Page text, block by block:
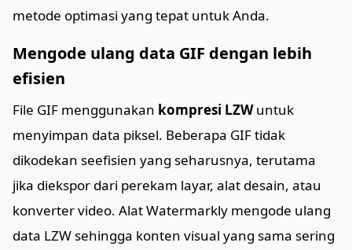
metode optimasi yang tepat untuk Anda.
Mengode ulang data GIF dengan lebih
efisien
File GIF menggunakan kompresi LZWuntuk
menyimpan data piksel. Beberapa GIF tidak
dikodekan seefisien yang seharusnya, terutama
jika diekspor dari perekam layar, alat desain, atau
konverter video. Alat Watermarkly mengode ulang
data LZW sehingga konten visual yang sama sering